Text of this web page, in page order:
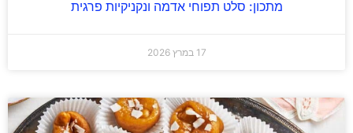
מתכון: סלט תפוחי אדמה ונקניקיות פרגית
17 במרץ 2026